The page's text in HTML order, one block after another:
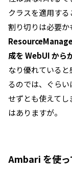
クラスを適用す
割り切りは必要か
成を WebUI から
なり優れている
るのでは、ぐら
せずとも使えて
はありますが。
Ambari を使っ